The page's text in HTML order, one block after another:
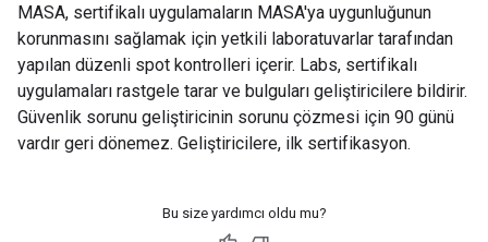
MASA, sertifikalı uygulamaların MASA'ya uygunluğunun
korunmasını sağlamak için yetkili laboratuvarlar tarafından
yapılan düzenli spot kontrolleri içerir. Labs, sertifikalı
uygulamaları rastgele tarar ve bulguları geliştiricilere bildirir.
Güvenlik sorunu geliştiricinin sorunu çözmesi için 90 günü
vardır geri dönemez. Geliştiricilere, ilk sertifikasyon.
Bu size yardımcı oldu mu?